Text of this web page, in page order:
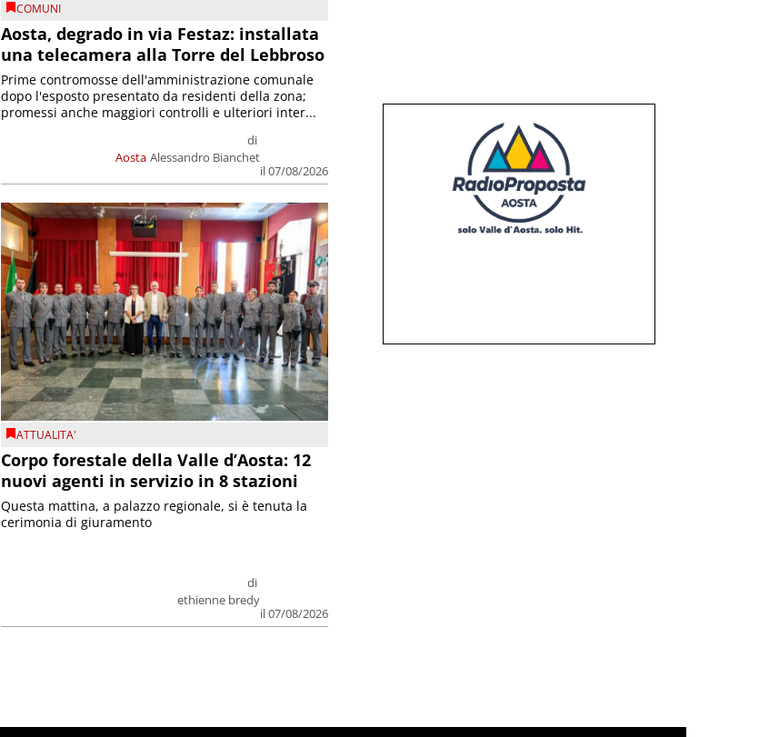
COMUNI
Aosta, degrado in via Festaz: installata
una telecamera alla Torre del Lebbroso
Aosta
di
Alessandro Bianchet
il 07/08/2026
Prime contromosse dell'amministrazione comunale
dopo l'esposto presentato da residenti della zona;
promessi anche maggiori controlli e ulteriori inter...
ATTUALITA'
Corpo forestale della Valle d’Aosta: 12
nuovi agenti in servizio in 8 stazioni
di
ethienne bredy
il 07/08/2026
Questa mattina, a palazzo regionale, si è tenuta la
cerimonia di giuramento